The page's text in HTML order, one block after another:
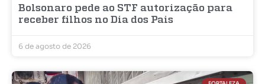
Bolsonaro pede ao STF autorização para
receber filhos no Dia dos Pais
6 de agosto de 2026